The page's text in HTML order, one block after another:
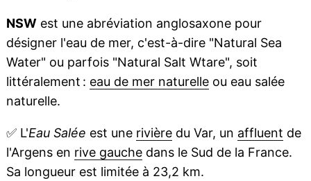
NSWest une abréviation anglosaxone pour
désigner l'eau de mer, c'est-à-dire "Natural Sea
Water" ou parfois "Natural Salt Wtare", soit
littéralement : eau de mer naturelleou eau salée
naturelle.
✅L'Eau Salée est une rivièredu Var, un affluent de
l'Argens en rive gauchedans le Sud de la France.
Sa longueur est limitée à 23,2 km.